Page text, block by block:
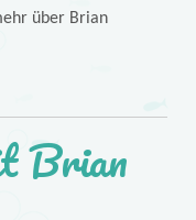
über Brian
Brian